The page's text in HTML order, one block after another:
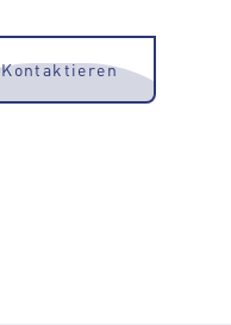
Kontaktieren